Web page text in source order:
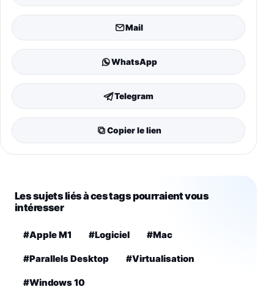
Mail
WhatsApp
Telegram
Copier le lien
Les sujets liés à ces tags pourraient vous
intéresser
#Apple M1 #Logiciel #Mac
#Parallels Desktop #Virtualisation
#Windows 10